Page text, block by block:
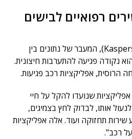
רפואיים לבישים
(Kaspersky Lab), המעבר של נתונים בין
נקודה פגיעה להתערבות חיצונית.
הרוסית, אפליקציות רכב פגיעות.
שנועדו להקל על חיי
אותו, לבדוק לחץ בצמיגים,
תחזוקה ועוד. אלה אפליקציות
רכב".